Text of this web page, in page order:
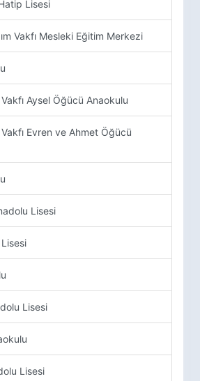
Lisesi
Vakfı Mesleki Eğitim Merkezi
Aysel Öğücü Anaokulu
Evren ve Ahmet Öğücü
Lisesi
Lisesi
Lisesi